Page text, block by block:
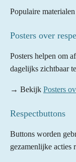
Populaire
Posters over
Posters helpen om
dagelijks zichtbaar
→ Bekijk Posters
Respectbuttons
Buttons worden
gezamenlijke acties